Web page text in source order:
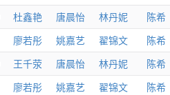
杜鑫艳 唐晨怡 林丹妮
陈希
廖若彤 姚嘉艺 翟锦文
陈希
王千荥 唐晨怡 林丹妮
陈希
廖若彤 姚嘉艺 翟锦文
陈希